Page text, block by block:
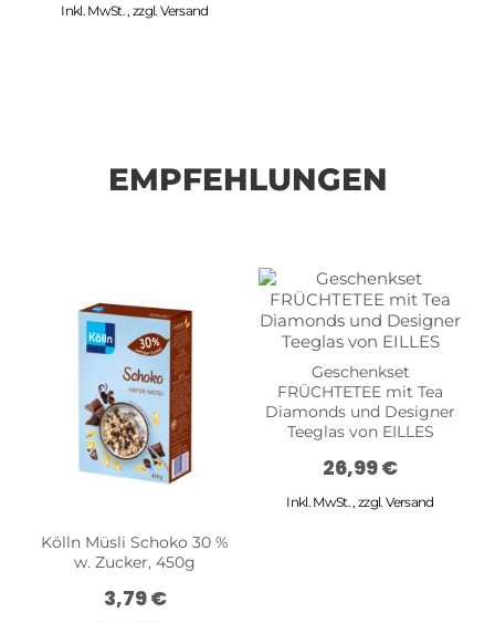
Inkl. MwSt.,zzgl.Versand
EMPFEHLUNGEN
Kölln Müsli Schoko 30 %
w. Zucker, 450g
3,79 €
Geschenkset
FRÜCHTETEE mit Tea
Diamonds und Designer
Teeglas von EILLES
26,99 €
Inkl. MwSt.,zzgl.Versand